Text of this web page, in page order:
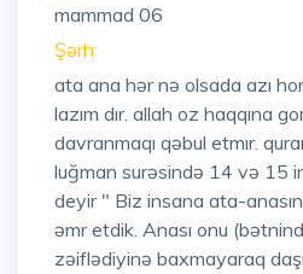
mammad 06
Şərh:
ata ana hər nə olsada azı
lazım dır. allah oz haqqına
davranmaqı qəbul etmır.
luğman surəsində 14 və 15
deyir " Biz insana ata-
əmr etdik. Anası onu
zəiflədiyinə baxmayaraq